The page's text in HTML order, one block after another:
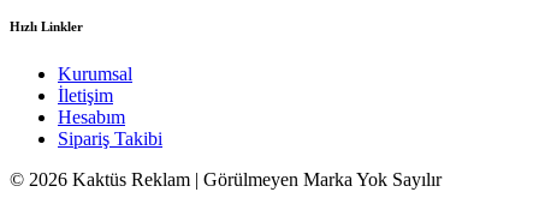
Hızlı Linkler
Kurumsal
İletişim
Hesabım
Sipariş Takibi
© 2026 Kaktüs Reklam | Görülmeyen Marka Yok Sayılır